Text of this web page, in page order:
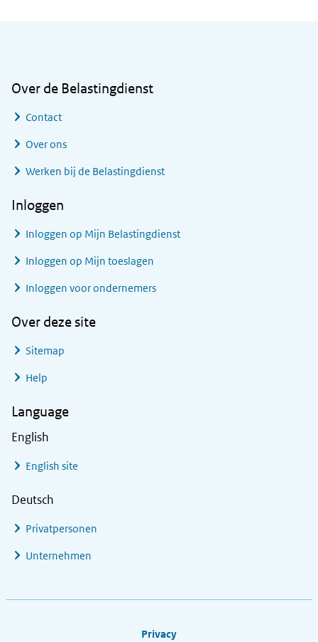
Over de Belastingdienst
Contact
Over ons
Werken bij de Belastingdienst
Inloggen
Inloggen op Mijn Belastingdienst
Inloggen op Mijn toeslagen
Inloggen voor ondernemers
Over deze site
Sitemap
Help
Language
English
English site
Deutsch
Privatpersonen
Unternehmen
Privacy